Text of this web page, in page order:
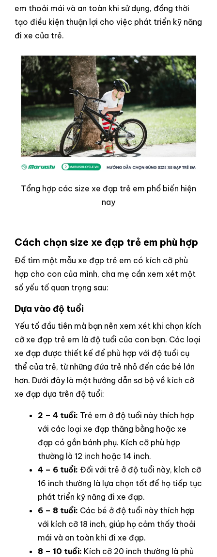
em thoải mái và an toàn khi sử dụng, đồng thời
tạo điều kiện thuận lợi cho việc phát triển kỹ năng
đi xe của trẻ.
Tổng hợp các size xe đạp trẻ em phổ biến hiện
nay
Cách chọn size xe đạp trẻ em phù hợp
Để tìm một mẫu xe đạp trẻ em có kích cỡ phù
hợp cho con của mình, cha mẹ cần xem xét một
số yếu tố quan trọng sau:
Dựa vào độ tuổi
Yếu tố đầu tiên mà bạn nên xem xét khi chọn kích
cỡ xe đạp trẻ em là độ tuổi của con bạn. Các loại
xe đạp được thiết kế để phù hợp với độ tuổi cụ
thể của trẻ, từ những đứa trẻ nhỏ đến các bé lớn
hơn. Dưới đây là một hướng dẫn sơ bộ về kích cỡ
xe đạp dựa trên độ tuổi:
2 – 4 tuổi: Trẻ em ở độ tuổi này thích hợp
với các loại xe đạp thăng bằng hoặc xe
đạp có gắn bánh phụ. Kích cỡ phù hợp
thường là 12 inch hoặc 14 inch.
4 – 6 tuổi: Đối với trẻ ở độ tuổi này, kích cỡ
16 inch thường là lựa chọn tốt để họ tiếp tục
phát triển kỹ năng đi xe đạp.
6 – 8 tuổi: Các bé ở độ tuổi này thích hợp
với kích cỡ 18 inch, giúp họ cảm thấy thoải
mái và an toàn khi đi xe đạp.
8 – 10 tuổi: Kích cỡ 20 inch thường là phù